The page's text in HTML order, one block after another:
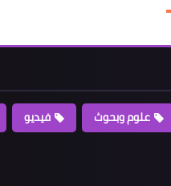
علوم وبحوث فيديو